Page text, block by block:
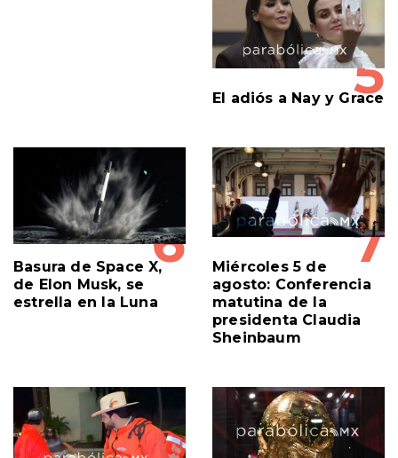
5
El adiós a Nay y Grace
6
Basura de Space X,
de Elon Musk, se
estrella en la Luna
7
Miércoles 5 de
agosto: Conferencia
matutina de la
presidenta Claudia
Sheinbaum